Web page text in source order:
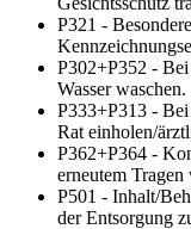
P321 -
P302+P352 -
Wasser waschen.
P333+P313 -
Rat einholen/
P362+P364 -
erneutem Tragen
P501 - Inhalt/
der Entsorgung